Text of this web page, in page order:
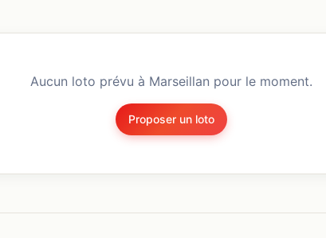
Aucun loto prévu à Marseillan pour le moment.
Proposer un loto